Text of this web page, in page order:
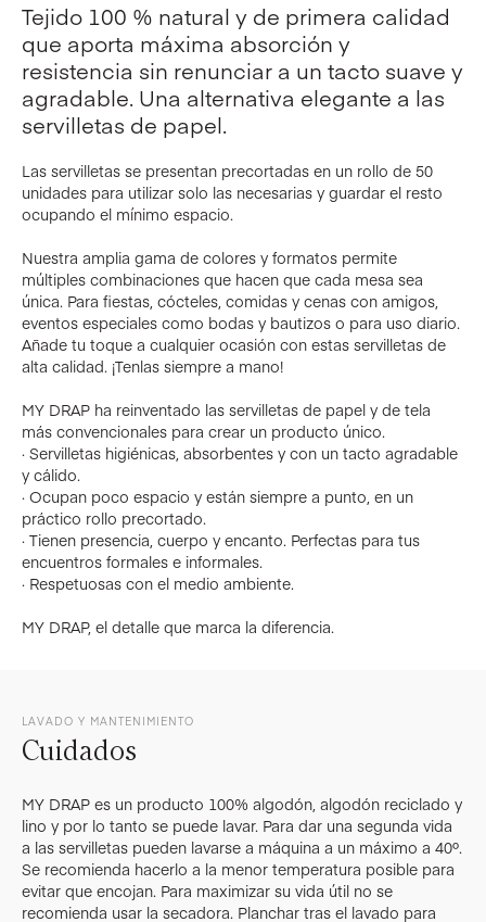
Tejido 100 % natural y de primera calidad
que aporta máxima absorción y
resistencia sin renunciar a un tacto suave y
agradable. Una alternativa elegante a las
servilletas de papel.
Las servilletas se presentan precortadas en un rollo de 50
unidades para utilizar solo las necesarias y guardar el resto
ocupando el mínimo espacio.
Nuestra amplia gama de colores y formatos permite
múltiples combinaciones que hacen que cada mesa sea
única. Para fiestas, cócteles, comidas y cenas con amigos,
eventos especiales como bodas y bautizos o para uso diario.
Añade tu toque a cualquier ocasión con estas servilletas de
alta calidad. ¡Tenlas siempre a mano!
MY DRAP ha reinventado las servilletas de papel y de tela
más convencionales para crear un producto único.
· Servilletas higiénicas, absorbentes y con un tacto agradable
y cálido.
· Ocupan poco espacio y están siempre a punto, en un
práctico rollo precortado.
· Tienen presencia, cuerpo y encanto. Perfectas para tus
encuentros formales e informales.
· Respetuosas con el medio ambiente.
MY DRAP, el detalle que marca la diferencia.
LAVADO Y MANTENIMIENTO
Cuidados
MY DRAP es un producto 100% algodón, algodón reciclado y
lino y por lo tanto se puede lavar. Para dar una segunda vida
a las servilletas pueden lavarse a máquina a un máximo a 40º.
Se recomienda hacerlo a la menor temperatura posible para
evitar que encojan. Para maximizar su vida útil no se
recomienda usar la secadora. Planchar tras el lavado para